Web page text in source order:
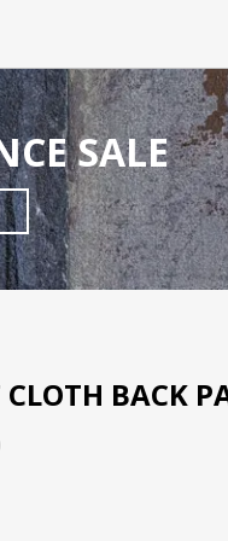
SALE
BACK